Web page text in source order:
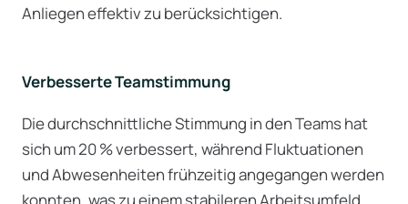
Anliegen effektiv zu berücksichtigen.
Verbesserte Teamstimmung
Die durchschnittliche Stimmung in den Teams hat
sich um 20 % verbessert, während Fluktuationen
und Abwesenheiten frühzeitig angegangen werden